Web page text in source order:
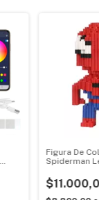
Figura De
Spiderman